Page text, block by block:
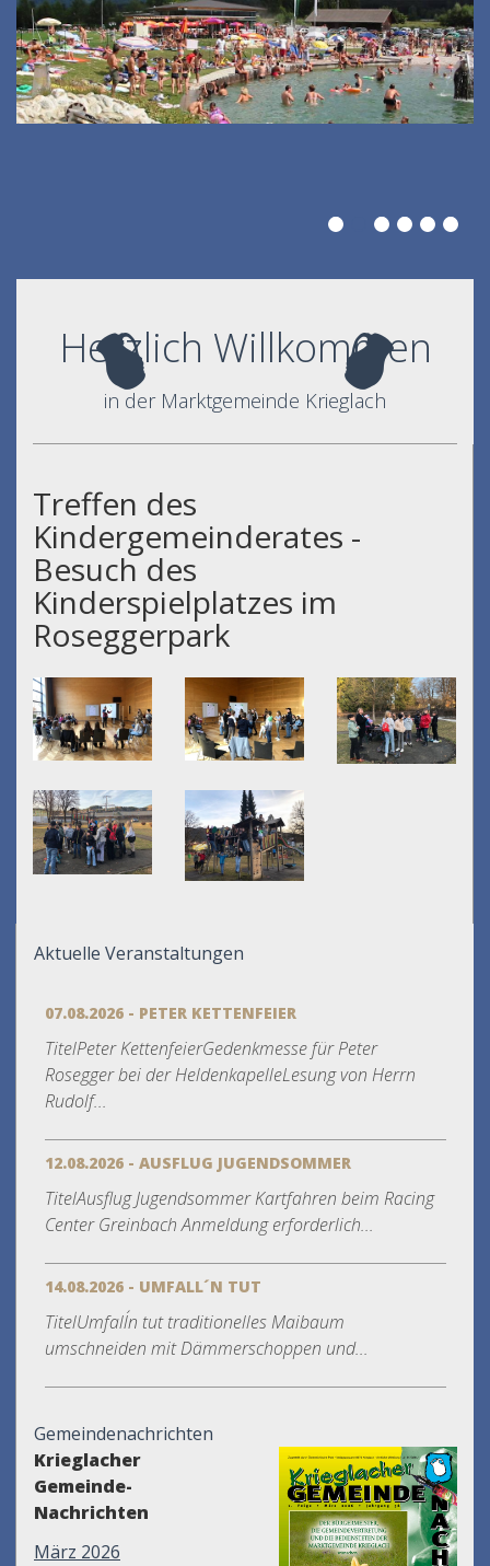
Herzlich Willkommen
in der Marktgemeinde Krieglach
Treffen des
Kindergemeinderates -
Besuch des
Kinderspielplatzes im
Roseggerpark
Aktuelle Veranstaltungen
07.08.2026 - PETER KETTENFEIER
TitelPeter KettenfeierGedenkmesse für Peter
Rosegger bei der HeldenkapelleLesung von Herrn
Rudolf...
12.08.2026 - AUSFLUG JUGENDSOMMER
TitelAusflug Jugendsommer Kartfahren beim Racing
Center Greinbach Anmeldung erforderlich...
14.08.2026 - UMFALL´N TUT
TitelUmfall´n tut traditionelles Maibaum
umschneiden mit Dämmerschoppen und...
Gemeindenachrichten
Krieglacher
Gemeinde-
Nachrichten
März 2026